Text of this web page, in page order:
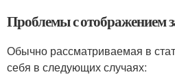
Проблемы с отображением
Обычно рассматриваемая в
себя в следующих случаях: